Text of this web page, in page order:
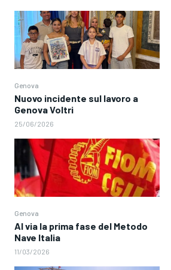
Genova
Nuovo incidente sul lavoro a
Genova Voltri
25/06/2026
Genova
Al via la prima fase del Metodo
Nave Italia
11/03/2026